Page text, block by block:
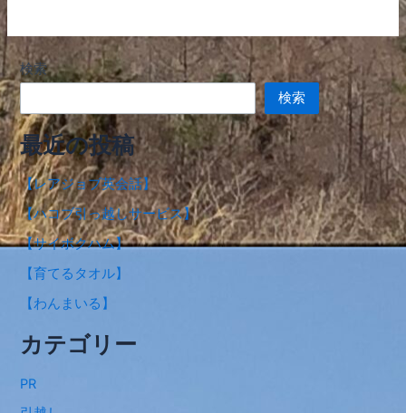
検索
検索
最近の投稿
【レアジョブ英会話】
【ハコブ引っ越しサービス】
【サイボクハム】
【育てるタオル】
【わんまいる】
カテゴリー
PR